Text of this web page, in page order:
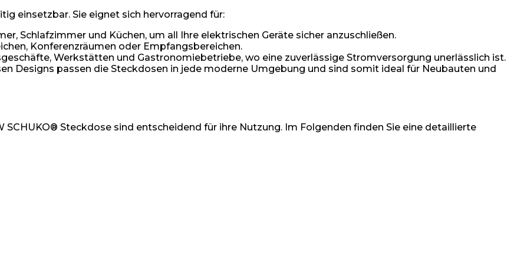
einsetzbar. Sie eignet sich hervorragend für:
Schlafzimmer und Küchen, um all Ihre elektrischen Geräte sicher anzuschließen.
Konferenzräumen oder Empfangsbereichen.
Werkstätten und Gastronomiebetriebe, wo eine zuverlässige Stromversorgung unerlässlich ist.
Designs passen die Steckdosen in jede moderne Umgebung und sind somit ideal für Neubauten und
SCHUKO® Steckdose sind entscheidend für ihre Nutzung. Im Folgenden finden Sie eine detaillierte